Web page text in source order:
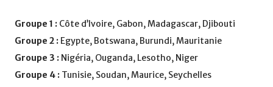
Groupe 1 : Côte d’Ivoire, Gabon, Madagascar, Djibouti
Groupe 2 : Egypte, Botswana, Burundi, Mauritanie
Groupe 3 : Nigéria, Ouganda, Lesotho, Niger
Groupe 4 : Tunisie, Soudan, Maurice, Seychelles